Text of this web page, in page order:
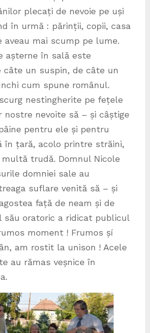
plecați de nevoie pe uși
în urmă : părinții, copii, casa
aveau mai scump pe lume.
așterne în sală este
un suspin, de câte un
cum spune românul.
nestingherite pe fețele
nostre nevoite să – și câștige
pentru ele și pentru
în țară, acolo printre străini,
trudă. Domnul Nicole
domniei sale au
suflare venită să – și
față de neam și de
său oratoric a ridicat publicul
moment ! Frumos șí
am rostit la unison ! Acele
au rămas veșnice în